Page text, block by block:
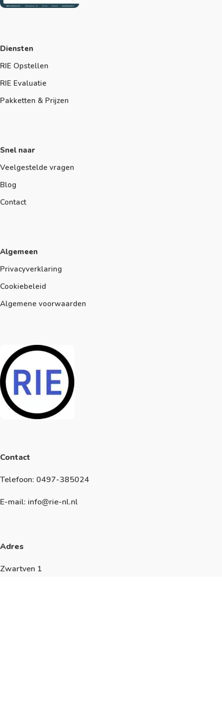
Diensten
RIE Opstellen
RIE Evaluatie
Pakketten & Prijzen
Snel naar
Veelgestelde vragen
Blog
Contact
Algemeen
Privacyverklaring
Cookiebeleid
Algemene voorwaarden
Contact
Telefoon: 0497-385024
E-mail: info@rie-nl.nl
Adres
Zwartven 1